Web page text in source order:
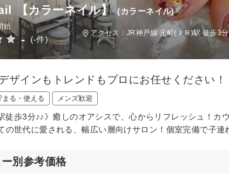
【カラーネイル】 (カラーネイル)
始
- (-件)
アクセス：JR神戸線 元町(ＪＲ)駅 徒歩3分
ザインもトレンドもプロにお任せください
まる・使える メンズ歓迎
徒歩3分♪♪》癒しのオアシスで、心からリフレッシュ！
の世代に愛される、幅広い層向けサロン！個室完備で子
ー別参考価格